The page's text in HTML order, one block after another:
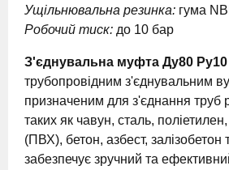
Ущільнювальна резинка: гума
Робочий тиск: до 10 бар
З'єднувальна муфта Ду80 Ру10
трубопровідним з'єднувальним
призначеним для з'єднання труб
таких як чавун, сталь,
(ПВХ), бетон, азбест,
забезпечує зручний та